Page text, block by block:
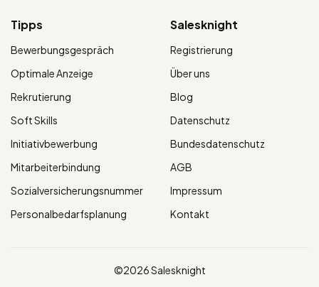
Tipps
Bewerbungsgespräch
Optimale Anzeige
Rekrutierung
Soft Skills
Initiativbewerbung
Mitarbeiterbindung
Sozialversicherungsnummer
Personalbedarfsplanung
Salesknight
Registrierung
Über uns
Blog
Datenschutz
Bundesdatenschutz
AGB
Impressum
Kontakt
©2026 Salesknight